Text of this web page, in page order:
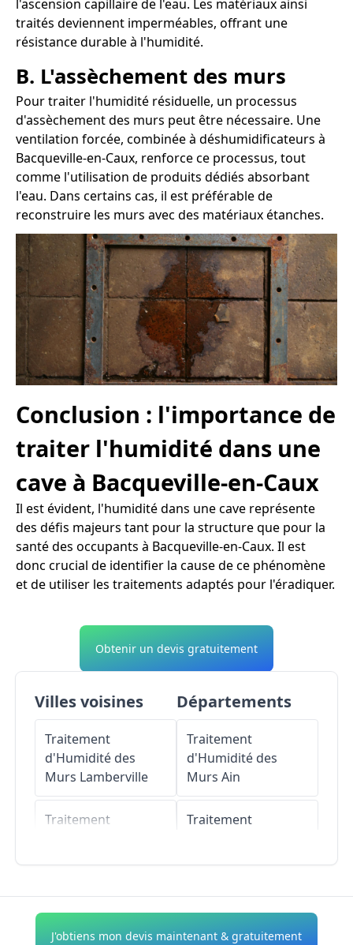
l'ascension capillaire de l'eau. Les matériaux ainsi
traités deviennent imperméables, offrant une
résistance durable à l'humidité.
B. L'assèchement des murs
Pour traiter l'humidité résiduelle, un processus
d'assèchement des murs peut être nécessaire. Une
ventilation forcée, combinée à déshumidificateurs à
Bacqueville-en-Caux, renforce ce processus, tout
comme l'utilisation de produits dédiés absorbant
l'eau. Dans certains cas, il est préférable de
reconstruire les murs avec des matériaux étanches.
Conclusion : l'importance de
traiter l'humidité dans une
cave à Bacqueville-en-Caux
Il est évident, l'humidité dans une cave représente
des défis majeurs tant pour la structure que pour la
santé des occupants à Bacqueville-en-Caux. Il est
donc crucial de identifier la cause de ce phénomène
et de utiliser les traitements adaptés pour l'éradiquer.
Obtenir un devis gratuitement
Villes voisines
Traitement
d'Humidité des
Murs Lamberville
Traitement
Traitement
d'Humidité des
Murs Lammerville
Départements
Traitement
d'Humidité des
Murs Ain
Traitement
Traitement
d'Humidité des
Murs Allier
J'obtiens mon devis maintenant & gratuitement